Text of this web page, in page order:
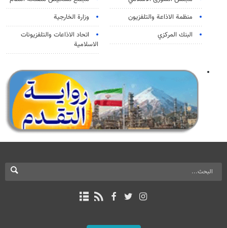
منظمة الاذاعة والتلفزیون
وزارة الخارجية
البنك المركزي
اتحاد الاذاعات والتلفزيونات
الاسلامية